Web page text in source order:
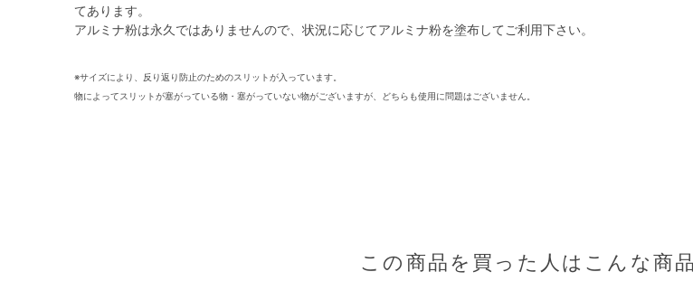
てあります。
アルミナ粉は永久ではありませんので、状況に応じてアルミナ粉を塗布してご利用下さい。
※サイズにより、反り返り防止のためのスリットが入っています。
物によってスリットが塞がっている物・塞がっていない物がございますが、どちらも使用に問題はございません。
この商品を買った人はこんな商